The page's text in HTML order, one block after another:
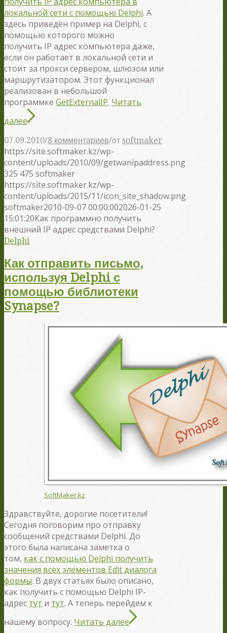
локальной сети с помощью Delphi. А
здесь приведён пример на Delphi, с
помощью которого можно
получить IP адрес компьютера даже,
если он работает в локальной сети и
стоит за прокси сервером, шлюзом или
маршрутизатором. Этот функционал
реализован в небольшой
программке GetExternalIP. Читать
далее
07.09.2010/8 комментариев/от softmaker
https://site.softmaker.kz/wp-
content/uploads/2010/09/getwanipaddress.png
325 475 softmaker
https://site.softmaker.kz/wp-
content/uploads/2015/11/icon_site_shadow.png
softmaker2010-09-07 00:00:002026-01-25
15:01:20Как программно получить
внешний IP адрес средствами Delphi?
Delphi
Как отправить письмо,
используя Delphi с
помощью библиотеки
Synapse?
SoftMaker.kz
Здравствуйте, дорогие посетители!
Сегодня поговорим про отправку
сообщений средствами Delphi. До
этого была написана заметка о
том, как с помощью Delphi получить
значения всех элементов Edit диалога
формы. В двух статьях было описано,
как получить с помощью Delphi IP-
адрес тут и тут. А теперь перейдем к
нашему вопросу. Читать далее